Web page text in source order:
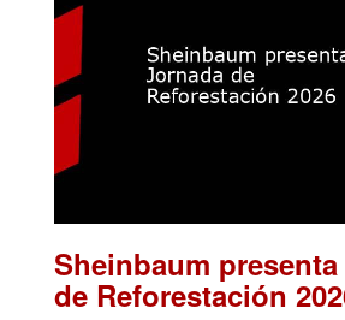
Sheinbaum
de Reforestación